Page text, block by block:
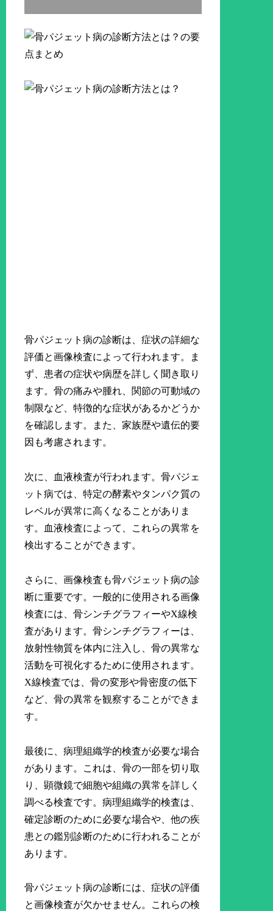
骨パジェット病の診断は、症状の詳細な
評価と画像検査によって行われます。ま
ず、患者の症状や病歴を詳しく聞き取り
ます。骨の痛みや腫れ、関節の可動域の
制限など、特徴的な症状があるかどうか
を確認します。また、家族歴や遺伝的要
因も考慮されます。
次に、血液検査が行われます。骨パジェ
ット病では、特定の酵素やタンパク質の
レベルが異常に高くなることがありま
す。血液検査によって、これらの異常を
検出することができます。
さらに、画像検査も骨パジェット病の診
断に重要です。一般的に使用される画像
検査には、骨シンチグラフィーやX線検
査があります。骨シンチグラフィーは、
放射性物質を体内に注入し、骨の異常な
活動を可視化するために使用されます。
X線検査では、骨の変形や骨密度の低下
など、骨の異常を観察することができま
す。
最後に、病理組織学的検査が必要な場合
があります。これは、骨の一部を切り取
り、顕微鏡で細胞や組織の異常を詳しく
調べる検査です。病理組織学的検査は、
確定診断のために必要な場合や、他の疾
患との鑑別診断のために行われることが
あります。
骨パジェット病の診断には、症状の評価
と画像検査が欠かせません。これらの検